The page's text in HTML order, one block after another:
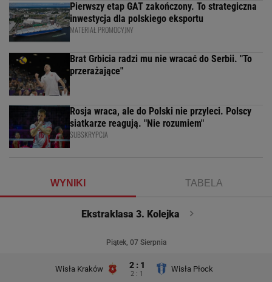
Pierwszy etap GAT zakończony. To strategiczna
inwestycja dla polskiego eksportu
MATERIAŁ PROMOCYJNY
Brat Grbicia radzi mu nie wracać do Serbii. "To
przerażające"
Rosja wraca, ale do Polski nie przyleci. Polscy
siatkarze reagują. "Nie rozumiem"
SUBSKRYPCJA
WYNIKI TABELA
Ekstraklasa 3. Kolejka
Piątek, 07 Sierpnia
Wisła Kraków 2 : 1
2 : 1
Wisła Płock